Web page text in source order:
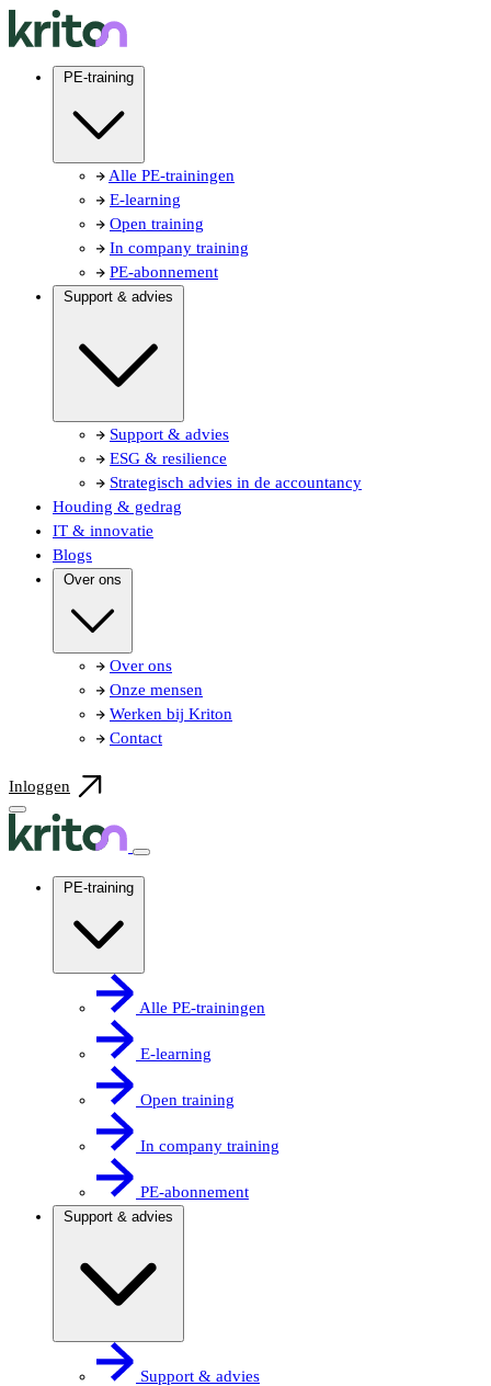
PE-training
Alle PE-trainingen
E-learning
Open training
In company training
PE-abonnement
Support & advies
Support & advies
ESG & resilience
Strategisch advies in de accountancy
Houding & gedrag
IT & innovatie
Blogs
Over ons
Over ons
Onze mensen
Werken bij Kriton
Contact
Inloggen
PE-training
Alle PE-trainingen
E-learning
Open training
In company training
PE-abonnement
Support & advies
Support & advies